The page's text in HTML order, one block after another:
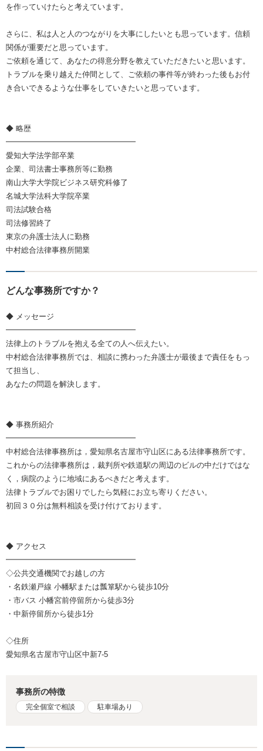
を作っていけたらと考えています。
さらに、私は人と人のつながりを大事にしたいとも思っています。信頼
関係が重要だと思っています。
ご依頼を通じて、あなたの得意分野を教えていただきたいと思います。
トラブルを乗り越えた仲間として、ご依頼の事件等が終わった後もお付
き合いできるような仕事をしていきたいと思っています。
◆ 略歴
━━━━━━━━━━━━━━━━━
愛知大学法学部卒業
企業、司法書士事務所等に勤務
南山大学大学院ビジネス研究科修了
名城大学法科大学院卒業
司法試験合格
司法修習終了
東京の弁護士法人に勤務
中村総合法律事務所開業
どんな事務所ですか？
◆ メッセージ
━━━━━━━━━━━━━━━━━
法律上のトラブルを抱える全ての人へ伝えたい。
中村総合法律事務所では、相談に携わった弁護士が最後まで責任をもっ
て担当し、
あなたの問題を解決します。
◆ 事務所紹介
━━━━━━━━━━━━━━━━━
中村総合法律事務所は，愛知県名古屋市守山区にある法律事務所です。
これからの法律事務所は，裁判所や鉄道駅の周辺のビルの中だけではな
く，病院のように地域にあるべきだと考えます。
法律トラブルでお困りでしたら気軽にお立ち寄りください。
​初回３０分は無料相談を受け付けております。
◆ アクセス
━━━━━━━━━━━━━━━━━
◇公共交通機関でお越しの方
・名鉄瀬戸線 小幡駅または瓢箪駅から徒歩10分
・市バス 小幡宮前停留所から徒歩3分
・中新停留所から徒歩1分
◇住所
愛知県名古屋市守山区中新7-5
事務所の特徴
完全個室で相談 駐車場あり